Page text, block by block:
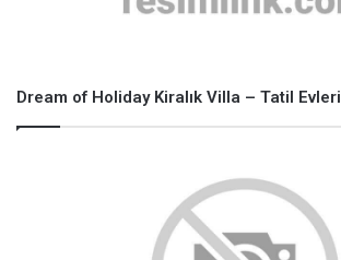
Dream of Holiday Kiralık Villa – Tatil Evleri